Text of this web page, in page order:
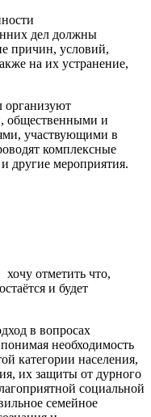
дел должны
причин, условий,
на их устранение,
организуют
общественными и
участвующими в
комплексные
другие мероприятия.
отметить что,
и будет
в вопросах
необходимость
категории населения,
их защиты от дурного
социальной
семейное